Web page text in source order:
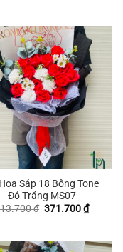
Sáp 18 Bông Tone
Đỏ Trắng MS07
₫ Giá
371.700₫Giá
hiện